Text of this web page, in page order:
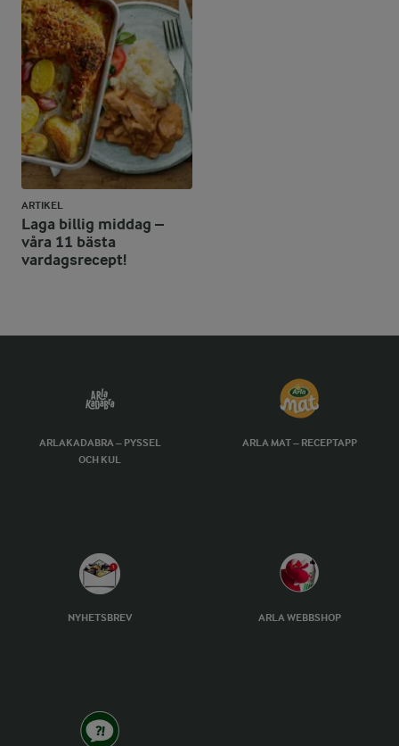
ARTIKEL
Laga billig middag –
våra 11 bästa
vardagsrecept!
ARLAKADABRA – PYSSEL
OCH KUL
ARLA MAT – RECEPTAPP
NYHETSBREV ARLA WEBBSHOP